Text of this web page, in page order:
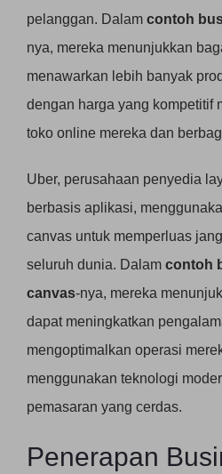
pelanggan. Dalam contoh
nya, mereka menunjukkan
menawarkan lebih banyak
dengan harga yang kompetitif
toko online mereka dan
Uber, perusahaan penyedia
berbasis aplikasi,
canvas untuk memperluas
seluruh dunia. Dalam contoh
canvas-nya, mereka
dapat meningkatkan
mengoptimalkan operasi
menggunakan teknologi
pemasaran yang cerdas.
Penerapan